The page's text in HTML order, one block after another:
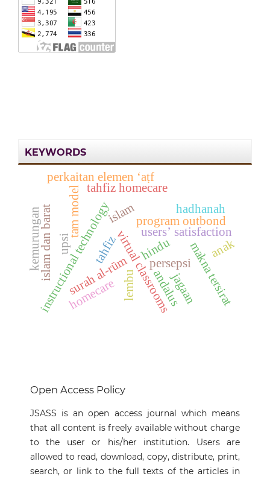
KEYWORDS
virtual classrooms
users’ satisfaction
instructional technology
tam model
persepsi
islam
hindu
lembu
perkaitan elemen ‘aṭf
makna tersirat
surah al-rūm
program outbond
upsi tahfiz
homecare
tahfiz homecare
islam dan barat
andalus
kemurungan
jagaan
hadhanah
anak
Open Access Policy
JSASS is an open access journal which means
that all content is freely available without charge
to the user or his/her institution. Users are
allowed to read, download, copy, distribute, print,
search, or link to the full texts of the articles in